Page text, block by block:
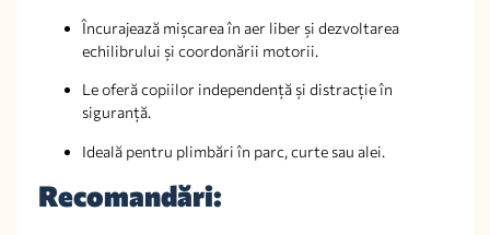
Încurajează mișcarea în aer liber și dezvoltarea
echilibrului și coordonării motorii.
Le oferă copiilor independență și distracție în
siguranță.
Ideală pentru plimbări în parc, curte sau alei.
Recomandări: